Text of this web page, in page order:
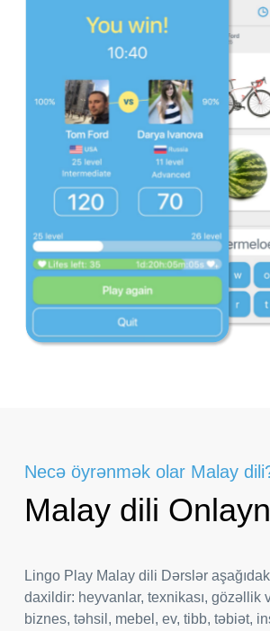
Necə öyrənmək olar Malay
Malay dili
Lingo Play Malay dili Dərslər
daxildir: heyvanlar, texnikası, gözəllik
biznes, təhsil, mebel, ev, tibb, təbiət,